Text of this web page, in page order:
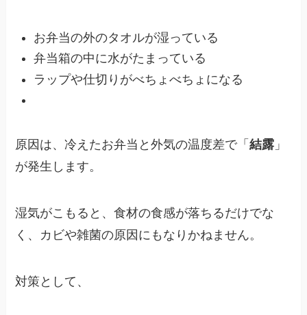
お弁当の外のタオルが湿っている
弁当箱の中に水がたまっている
ラップや仕切りがべちょべちょになる
原因は、冷えたお弁当と外気の温度差で「結露 」
が発生します。
湿気がこもると、食材の食感が落ちるだけでな
く、カビや雑菌の原因にもなりかねません。
対策として、